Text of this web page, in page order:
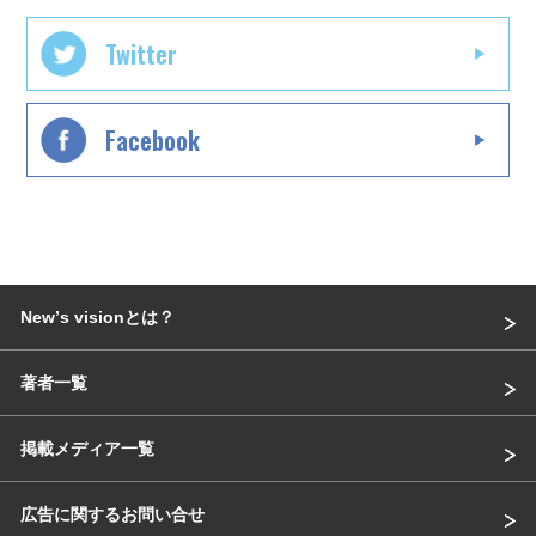
Twitter
Facebook
Newʼs visionとは？
著者一覧
掲載メディア一覧
広告に関するお問い合せ